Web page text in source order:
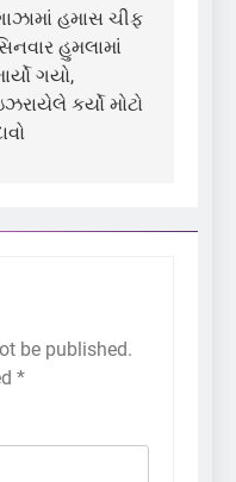
હમાસ ચીફ
હુમલામાં
ગયો,
કર્યો મોટો
be published.
*